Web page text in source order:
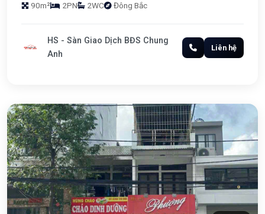
90m² 2PN 2WC Đông Bắc
HS - Sàn Giao Dịch BĐS Chung
Anh
Liên hệ